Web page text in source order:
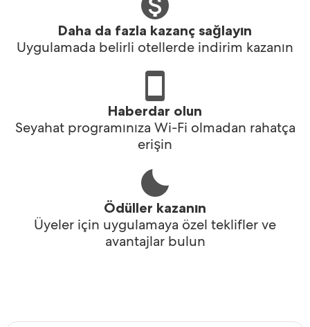
Daha da fazla kazanç sağlayın
Uygulamada belirli otellerde indirim kazanın
Haberdar olun
Seyahat programınıza Wi-Fi olmadan rahatça
erişin
Ödüller kazanın
Üyeler için uygulamaya özel teklifler ve
avantajlar bulun